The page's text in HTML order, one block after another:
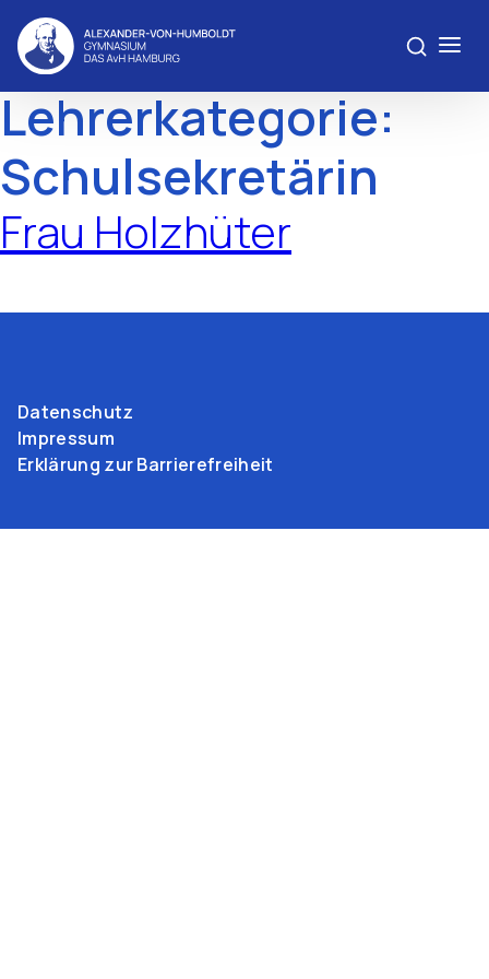
Lehrerkategorie:
Schulsekretärin
Frau Holzhüter
Datenschutz
Impressum
Erklärung zur Barrierefreiheit